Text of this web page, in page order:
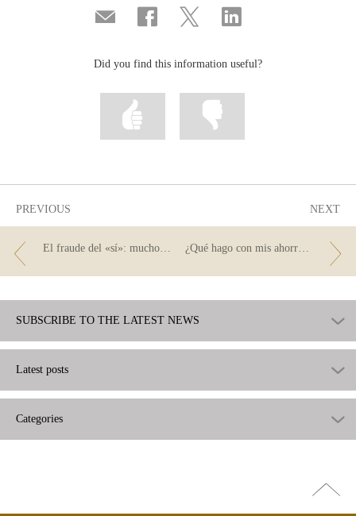
Compartir
por
Share
on
Share
on
Share
on
Did you find this information useful?
Mark
information
PREVIOUS
El fraude del «sí»: mucho ojo al contestar una llamada
NEXT
¿Qué hago con mis ahorros? Hay vida más allá de las cuentas corrientes
SUBSCRIBE TO THE LATEST NEWS
Latest posts
Categories
Go
top